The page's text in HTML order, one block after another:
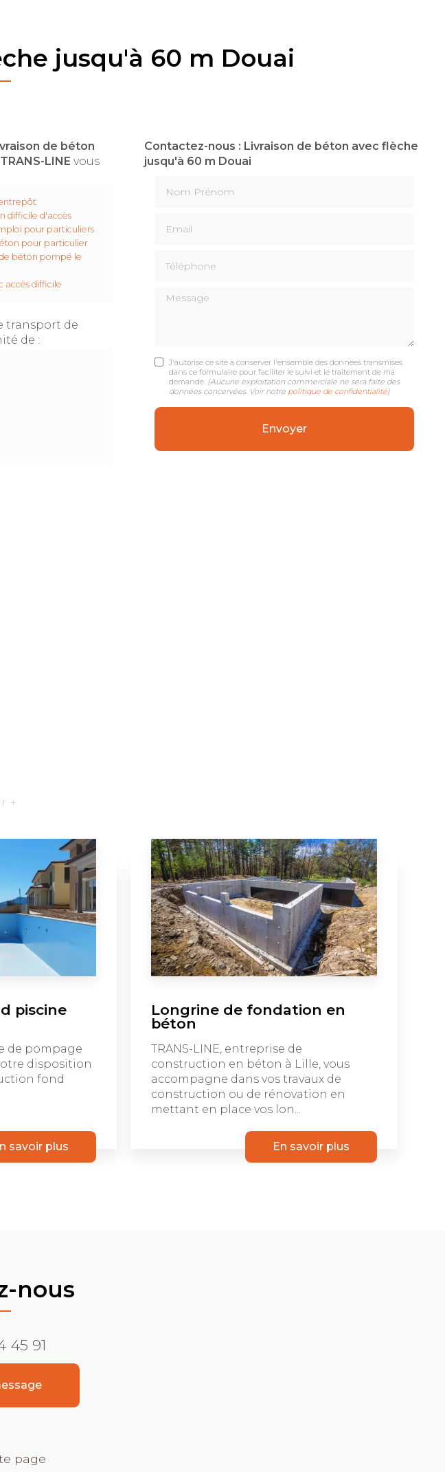
jusqu'à 60 m Douai
de béton
LINE vous
difficile d'accès
pour particuliers
pour particulier
béton pompé le
accès difficile
transport de
de :
Contactez-nous : Livraison de béton avec flèche
jusqu'à 60 m Douai
Message
J'autorise ce site à conserver l'ensemble des données transmises
dans ce formulaire pour faciliter le suivi et le traitement de ma
demande. (Aucune exploitation commerciale ne sera faite des
données concervées. Voir notre politique de confidentialité)
+
piscine
de pompage
disposition
fond
savoir plus
Longrine de fondation en
béton
TRANS-LINE, entreprise de
construction en béton à Lille, vous
accompagne dans vos travaux de
construction ou de rénovation en
mettant en place vos lon...
En savoir plus
nous
45 91
page